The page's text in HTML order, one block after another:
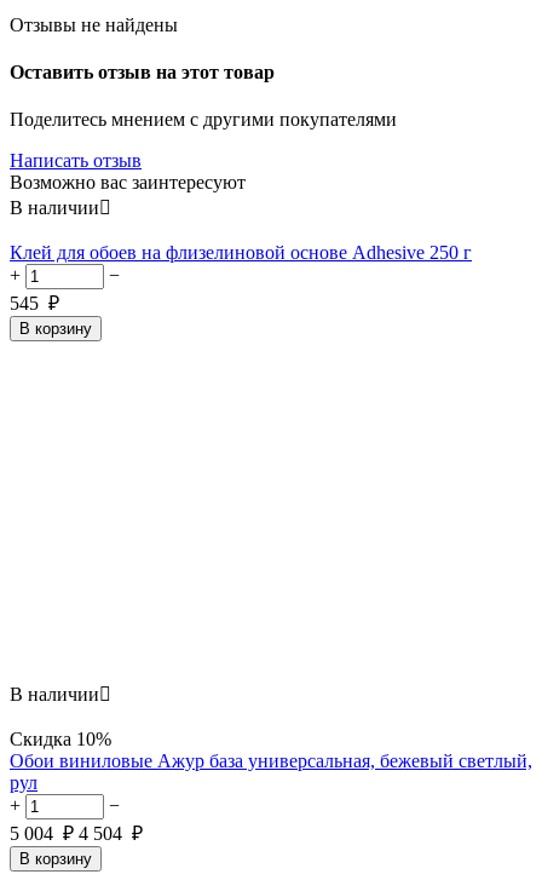
Отзывы не найдены
Оставить отзыв на этот товар
Поделитесь мнением с другими покупателями
Написать отзыв
Возможно вас заинтересуют
В наличии
Клей для обоев на флизелиновой основе Adhesive 250 г
+
−
545 ₽
В корзину
В наличии
Скидка 10%
Обои виниловые Ажур база универсальная, бежевый светлый,
рул
+
−
5 004 ₽ 4 504 ₽
В корзину